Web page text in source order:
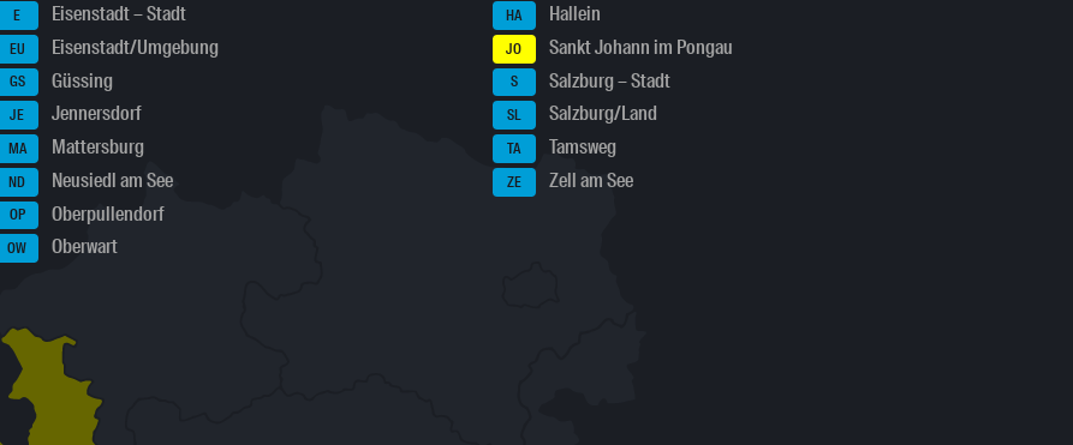
E Eisenstadt – Stadt
EU Eisenstadt/Umgebung
GS Güssing
JE Jennersdorf
MA Mattersburg
ND Neusiedl am See
OP Oberpullendorf
OW Oberwart
HA Hallein
JO Sankt Johann im Pongau
S Salzburg – Stadt
SL Salzburg/Land
TA Tamsweg
ZE Zell am See